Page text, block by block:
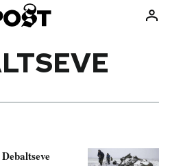
Consumismi